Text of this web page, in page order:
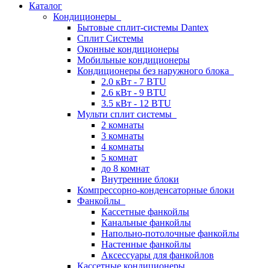
Каталог
Кондиционеры
Бытовые сплит-системы Dantex
Сплит Системы
Оконные кондиционеры
Мобильные кондиционеры
Кондиционеры без наружного блока
2.0 кВт - 7 BTU
2.6 кВт - 9 BTU
3.5 кВт - 12 BTU
Мульти сплит системы
2 комнаты
3 комнаты
4 комнаты
5 комнат
до 8 комнат
Внутренние блоки
Компрессорно-конденсаторные блоки
Фанкойлы
Кассетные фанкойлы
Канальные фанкойлы
Напольно-потолочные фанкойлы
Настенные фанкойлы
Аксессуары для фанкойлов
Кассетные кондиционеры